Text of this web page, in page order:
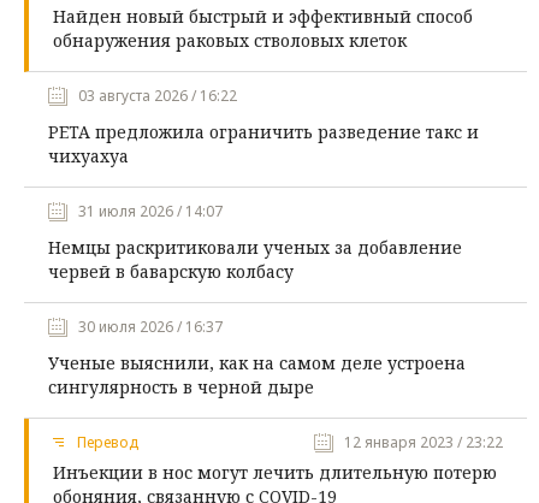
Найден новый быстрый и эффективный способ
обнаружения раковых стволовых клеток
03 августа 2026 / 16:22
PETA предложила ограничить разведение такс и
чихуахуа
31 июля 2026 / 14:07
Немцы раскритиковали ученых за добавление
червей в баварскую колбасу
30 июля 2026 / 16:37
Ученые выяснили, как на самом деле устроена
сингулярность в черной дыре
Перевод 12 января 2023 / 23:22
Инъекции в нос могут лечить длительную потерю
обоняния, связанную с COVID-19